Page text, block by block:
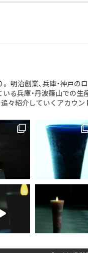
明治創業、兵庫・神戸の
る兵庫・丹波篠山での生
々紹介していくアカウン